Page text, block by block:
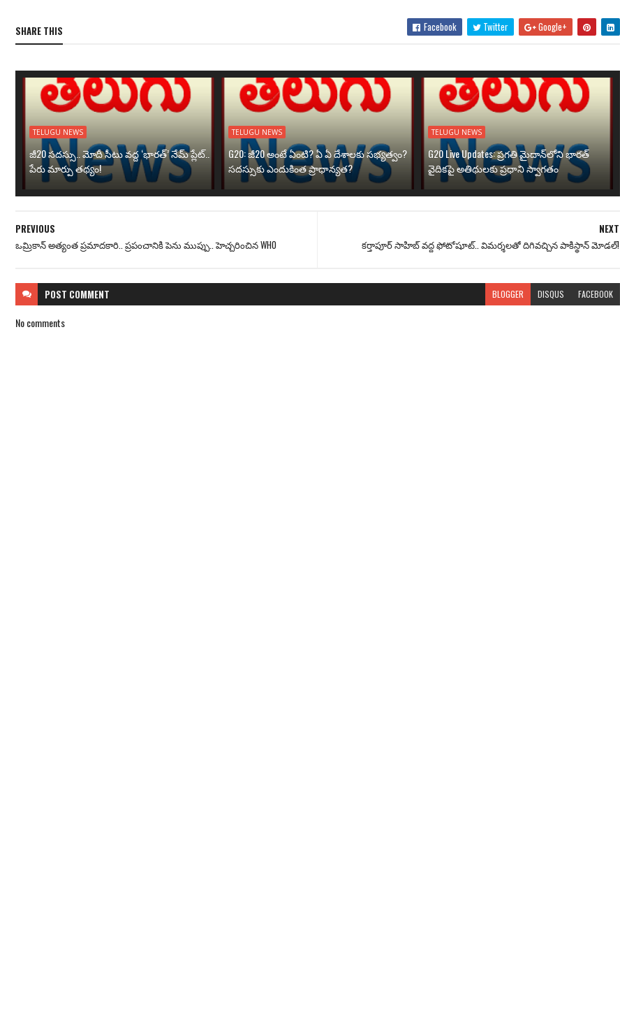
SHARE THIS Facebook Twitter Google+
TELUGU NEWS
జీ20 సదస్సు.. మోదీ సీటు వద్ద ‘భారత్’ నేమ్ ప్లేట్‌..
పేరు మార్పు తథ్యం!
TELUGU NEWS
G20: జీ20 అంటే ఏంటి? ఏ ఏ దేశాలకు సభ్యత్వం?
సదస్సుకు ఎందుకింత ప్రాధాన్యత?
TELUGU NEWS
G20 Live Updates: ప్రగతి మైదాన్‌లోని భారత్
వైదికపై అతిథులకు ప్రధాని స్వాగతం
NEXT
కర్తాపూర్ సాహిబ్ వద్ద ఫోటోషూట్.. విమర్శలతో దిగివచ్చిన పాకిస్థాన్ మోడల్!
PREVIOUS
ఒమ్రికాన్‌ అత్యంత ప్రమాదకారి.. ప్రపంచానికి పెను ముప్పు.. హెచ్చరించిన WHO
POST COMMENT BLOGGER DISQUS FACEBOOK
No comments